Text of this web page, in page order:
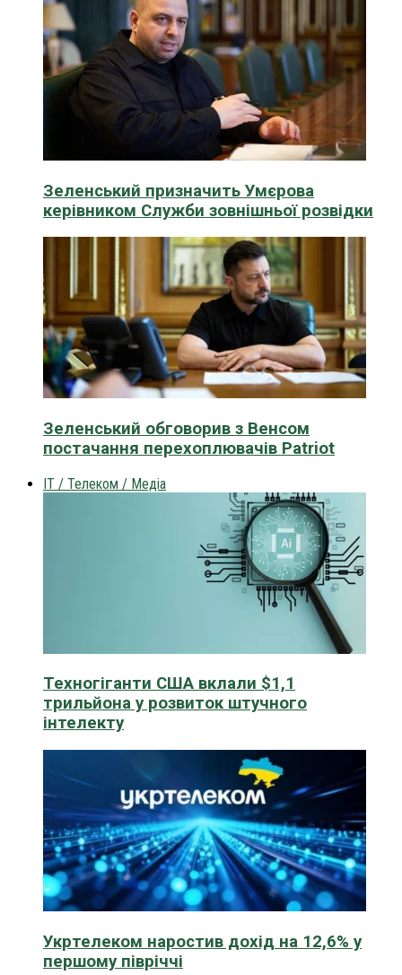
Зеленський призначить Умєрова
керівником Служби зовнішньої розвідки
Зеленський обговорив з Венсом
постачання перехоплювачів Patriot
IT / Телеком / Медіа
Техногіганти США вклали $1,1
трильйона у розвиток штучного
інтелекту
Укртелеком наростив дохід на 12,6% у
першому півріччі